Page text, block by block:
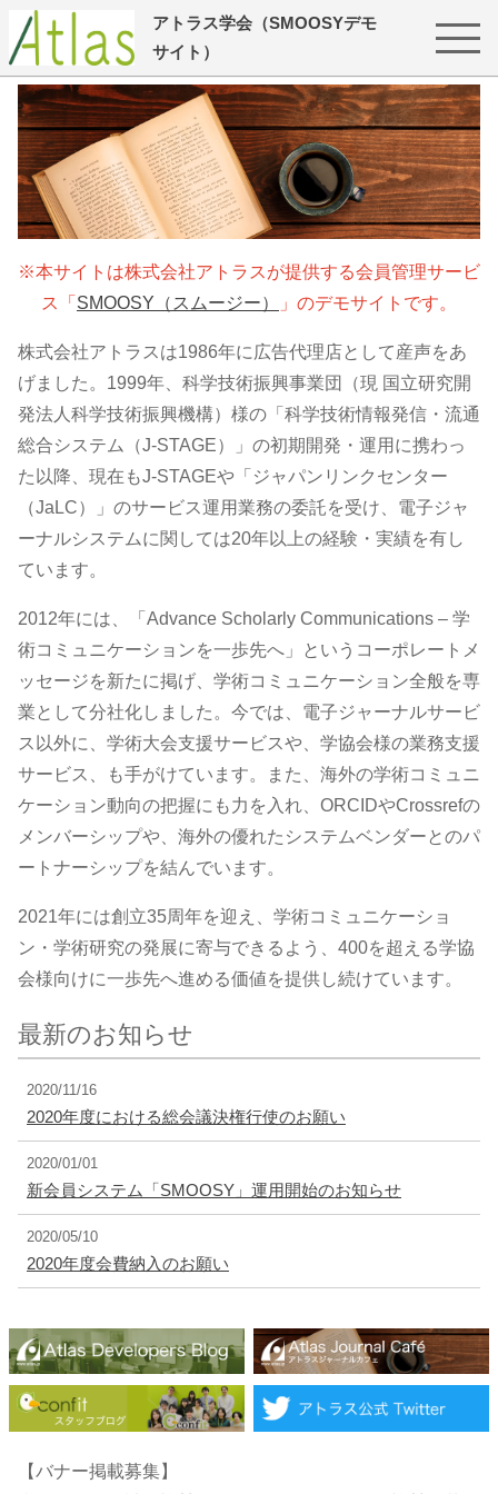
アトラス学会（SMOOSYデモ
サイト）
※本サイトは株式会社アトラスが提供する会員管理サービ
ス「 SMOOSY（スムージー） 」のデモサイトです。
株式会社アトラスは1986年に広告代理店として産声をあ
げました。1999年、科学技術振興事業団（現 国立研究開
発法人科学技術振興機構）様の「科学技術情報発信・流通
総合システム（J-STAGE）」の初期開発・運用に携わっ
た以降、現在もJ-STAGEや「ジャパンリンクセンター
（JaLC）」のサービス運用業務の委託を受け、電子ジャ
ーナルシステムに関しては20年以上の経験・実績を有し
ています。
2012年には、「Advance Scholarly Communications – 学
術コミュニケーションを一歩先へ」というコーポレートメ
ッセージを新たに掲げ、学術コミュニケーション全般を専
業として分社化しました。今では、電子ジャーナルサービ
ス以外に、学術大会支援サービスや、学協会様の業務支援
サービス、も手がけています。また、海外の学術コミュニ
ケーション動向の把握にも力を入れ、ORCIDやCrossrefの
メンバーシップや、海外の優れたシステムベンダーとのパ
ートナーシップを結んでいます。
2021年には創立35周年を迎え、学術コミュニケーショ
ン・学術研究の発展に寄与できるよう、400を超える学協
会様向けに一歩先へ進める価値を提供し続けています。
最新のお知らせ
2020/11/16
2020年度における総会議決権行使のお願い
2020/01/01
新会員システム「SMOOSY」運用開始のお知らせ
2020/05/10
2020年度会費納入のお願い
【バナー掲載募集】